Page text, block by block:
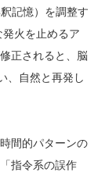
記憶）を調整す
火を止めるア
正されると、脳
、自然と再発し
間的パターンの
指令系の誤作